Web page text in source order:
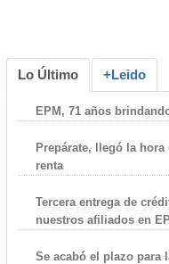
Lo Último +Leido
EPM, 71 años
Prepárate, llegó la
renta
Tercera entrega de
nuestros afiliados en
Se acabó el plazo para